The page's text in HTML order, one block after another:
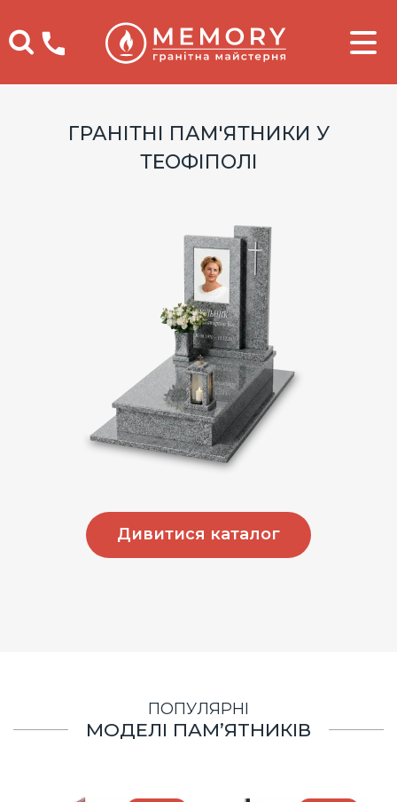
Телефоны
ГРАНІТНІ ПАМ'ЯТНИКИ У
ТЕОФІПОЛІ
Дивитися каталог
ПОПУЛЯРНІ
МОДЕЛІ ПАМ’ЯТНИКІВ